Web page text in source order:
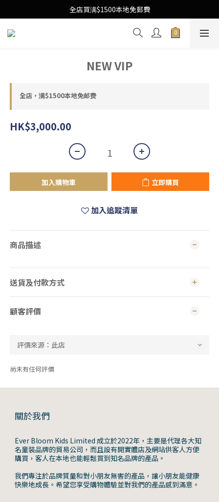
Free Local Shipping Upon $1500 purchase
全店買满$1500本地免郵費
Free Local Shipping Upon $1500 purchase
NEW VIP
全店，满$1500本地免邮费
HK$3,000.00
加入購物車 立即購買
加入追蹤清單
商品描述
送貨及付款方式
顧客評價
尚未有任何評價
關於我們
Ever Bloom Kids Limited 成立於2022年，主要是代理各大知
名童裝品牌的貿易公司，而且設有開實體店及網站供客人方便
購買，客人在本地也能輕鬆買到知名品牌的產品。
我們專注於品牌質量和對小朋友無害的產品，讓小朋友能健康
快樂地成長。希望您享受購物體驗並對我們的產品感到滿意。